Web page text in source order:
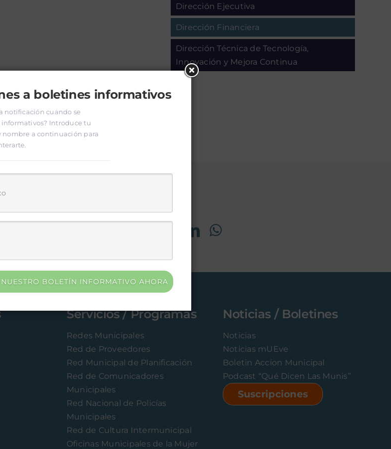
Dirección Ejecutiva
Dirección Financiera
Dirección Técnica de Tecnología,
Innovación y Mejora Continua
Servicios / Programas
Redes Municipales
Red de Proveedores
Red Municipal de Planificación
Red de Comunicadores
Municipales
Red Nacional de Policías
Municipales
Red de Cultura Intermunicipal
Oficinas Municipales de la Mujer
Noticias / Boletines
Noticias
Noticias mUEve
Boletin Accion Municipal
Podcast “Qué Dicen Las Munis”
Suscripciones
a boletines informativos
notificación cuando se
Introduce tu
nombre a continuación para
BOLETÍN INFORMATIVO AHORA